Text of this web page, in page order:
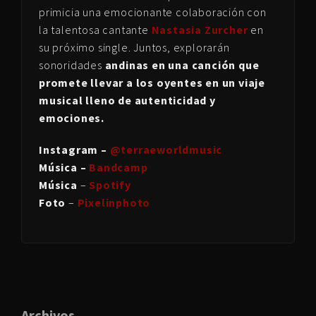
primicia una emocionante colaboración con
la talentosa cantante Nastasia Zurcheren
su próximo single. Juntos, explorarán
sonoridades andinas en una canción que
promete llevar a los oyentes en un viaje
musical lleno de autenticidad y
emociones.
Instagram – @terraeworldmusic
Música – Bandcamp
Música – Spotify
Foto – Pixelinphoto